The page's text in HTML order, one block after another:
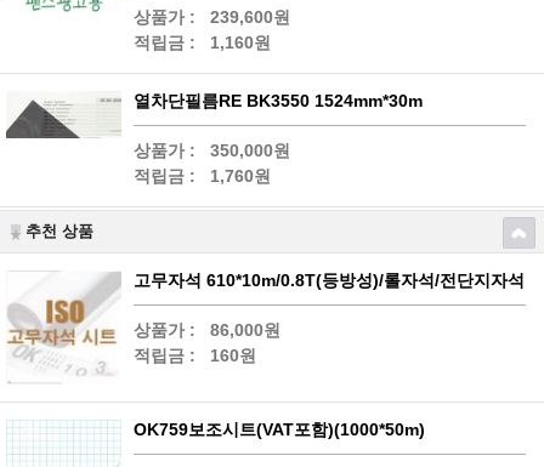
상품가 :
239,600원
적립금 :
1,160원
열차단필름RE BK3550 1524mm*30m
상품가 :
350,000원
적립금 :
1,760원
추천 상품
고무자석 610*10m/0.8T(등방성)/롤자석/전단지자석
상품가 :
86,000원
적립금 :
160원
OK759보조시트(VAT포함)(1000*50m)